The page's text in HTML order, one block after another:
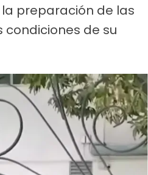
preparación de las
condiciones de su